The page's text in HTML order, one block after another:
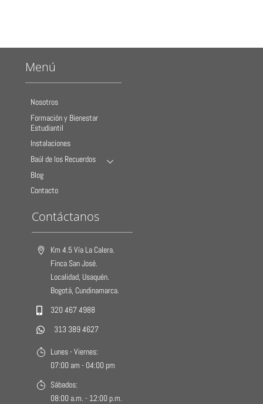
Menú
Nosotros
Formación y Bienestar
Estudiantil
Instalaciones
Baúl de los Recuerdos
Blog
Contacto
Contáctanos
Km 4.5 Vía La Calera.
Finca San José.
Localidad, Usaquén.
Bogotá, Cundinamarca.
320 467 4988
313 389 4627
Lunes - Viernes:
07:00 am - 04:00 pm
Sábados:
08:00 a.m. - 12:00 p.m.